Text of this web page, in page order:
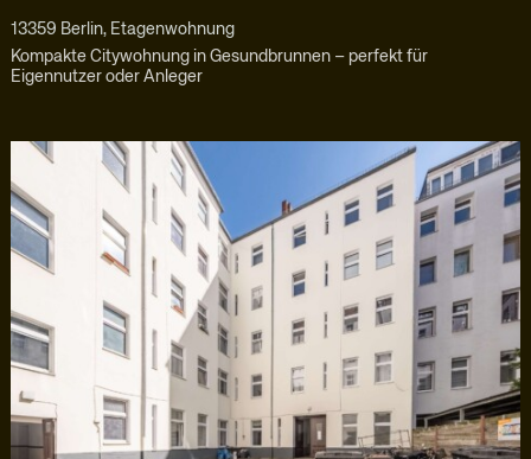
13359 Berlin, Etagenwohnung
Kompakte Citywohnung in Gesundbrunnen – perfekt für
Eigennutzer oder Anleger